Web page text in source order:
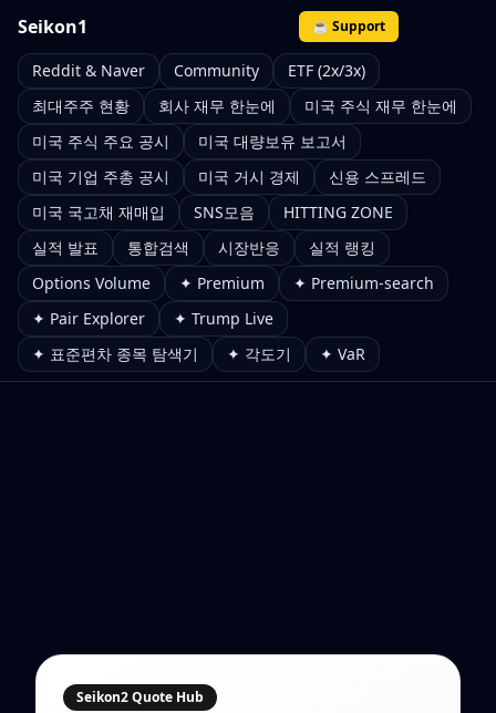
Seikon1 ☕ Support
Reddit & Naver Community
ETF (2x/3x)
최대주주 현황
회사 재무 한눈에
미국 주식 재무 한눈에
미국 주식 주요 공시
미국 대량보유 보고서
미국 기업 주총 공시
미국 거시 경제
신용 스프레드
미국 국고채 재매입
SNS모음
HITTING ZONE
실적 발표
통합검색 시장반응
실적 랭킹
Options Volume
✦ Premium
✦ Premium-search
✦ Pair Explorer
✦ Trump Live
✦ 표준편차 종목 탐색기
✦ 각도기 ✦ VaR
Seikon2 Quote Hub